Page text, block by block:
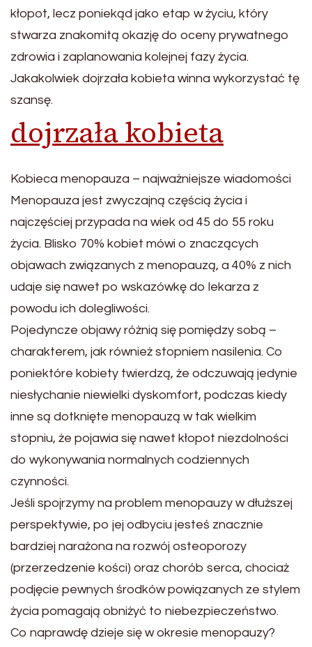
kłopot, lecz poniekąd jako etap w życiu, który
stwarza znakomitą okazję do oceny prywatnego
zdrowia i zaplanowania kolejnej fazy życia.
Jakakolwiek dojrzała kobieta winna wykorzystać tę
szansę.
dojrzała kobieta
Kobieca menopauza – najważniejsze wiadomości
Menopauza jest zwyczajną częścią życia i
najczęściej przypada na wiek od 45 do 55 roku
życia. Blisko 70% kobiet mówi o znaczących
objawach związanych z menopauzą, a 40% z nich
udaje się nawet po wskazówkę do lekarza z
powodu ich dolegliwości.
Pojedyncze objawy różnią się pomiędzy sobą –
charakterem, jak również stopniem nasilenia. Co
poniektóre kobiety twierdzą, że odczuwają jedynie
niesłychanie niewielki dyskomfort, podczas kiedy
inne są dotknięte menopauzą w tak wielkim
stopniu, że pojawia się nawet kłopot niezdolności
do wykonywania normalnych codziennych
czynności.
Jeśli spojrzymy na problem menopauzy w dłuższej
perspektywie, po jej odbyciu jesteś znacznie
bardziej narażona na rozwój osteoporozy
(przerzedzenie kości) oraz chorób serca, chociaż
podjęcie pewnych środków powiązanych ze stylem
życia pomagają obniżyć to niebezpieczeństwo.
Co naprawdę dzieje się w okresie menopauzy?